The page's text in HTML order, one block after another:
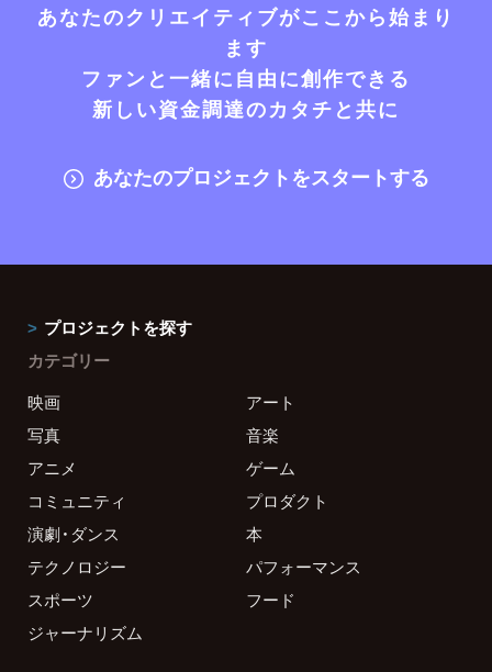
あなたのクリエイティブがここから始まり
ます
ファンと一緒に自由に創作できる
新しい資金調達のカタチと共に
あなたのプロジェクトをスタートする
プロジェクトを探す
カテゴリー
映画
アート
写真
音楽
アニメ
ゲーム
コミュニティ
プロダクト
演劇・ダンス
本
テクノロジー
パフォーマンス
スポーツ
フード
ジャーナリズム